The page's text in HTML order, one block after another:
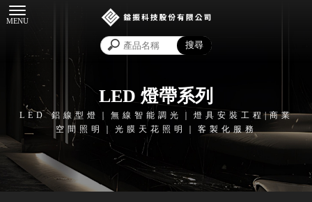
LED 燈帶系列